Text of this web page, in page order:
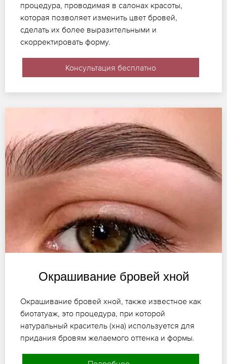
процедура, проводимая в салонах красоты,
которая позволяет изменить цвет бровей,
сделать их более выразительными и
скорректировать форму.
Консультация бесплатно
Окрашивание бровей хной
Окрашивание бровей хной, также известное как
биотатуаж, это процедура, при которой
натуральный краситель (хна) используется для
придания бровям желаемого оттенка и формы.